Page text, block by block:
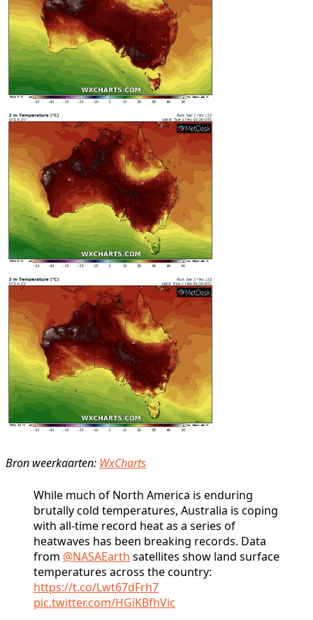
Bron weerkaarten: WxCharts
While much of North America is enduring
brutally cold temperatures, Australia is coping
with all-time record heat as a series of
heatwaves has been breaking records. Data
from @NASAEarth satellites show land surface
temperatures across the country:
https://t.co/Lwt67dFrh7
pic.twitter.com/HGiKBfhVic